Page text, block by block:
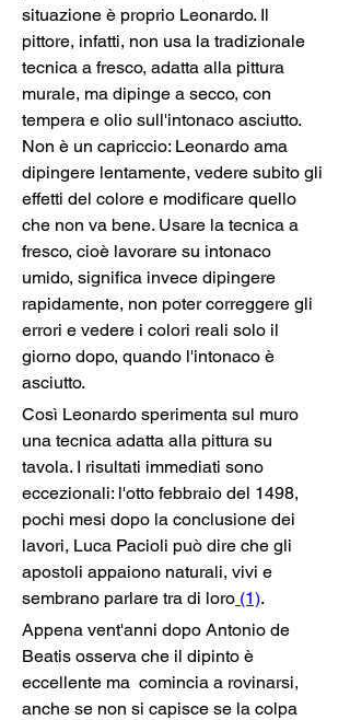
situazione è proprio Leonardo. Il
pittore, infatti, non usa la tradizionale
tecnica a fresco, adatta alla pittura
murale, ma dipinge a secco, con
tempera e olio sull'intonaco asciutto.
Non è un capriccio: Leonardo ama
dipingere lentamente, vedere subito gli
effetti del colore e modificare quello
che non va bene. Usare la tecnica a
fresco, cioè lavorare su intonaco
umido, significa invece dipingere
rapidamente, non poter correggere gli
errori e vedere i colori reali solo il
giorno dopo, quando l'intonaco è
asciutto.
Così Leonardo sperimenta sul muro
una tecnica adatta alla pittura su
tavola. I risultati immediati sono
eccezionali: l'otto febbraio del 1498,
pochi mesi dopo la conclusione dei
lavori, Luca Pacioli può dire che gli
apostoli appaiono naturali, vivi e
sembrano parlare tra di loro (1).
Appena vent'anni dopo Antonio de
Beatis osserva che il dipinto è
eccellente ma  comincia a rovinarsi,
anche se non si capisce se la colpa